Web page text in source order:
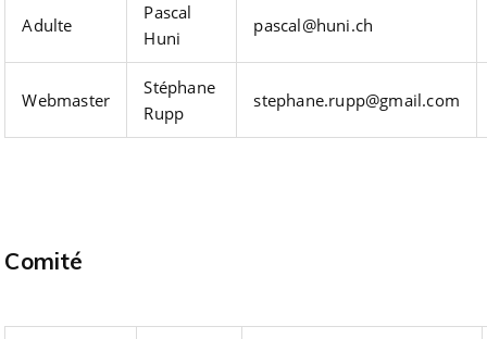
Adulte
Pascal
Huni
pascal@huni.ch
Webmaster
Stéphane
Rupp
stephane.rupp@gmail.com
Comité